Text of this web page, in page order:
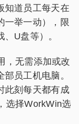
知道员工每天在
一举一动），限
U盘等）。
，无需添加或改
员工机电脑。
此刻每天都有成
选择WorkWin选